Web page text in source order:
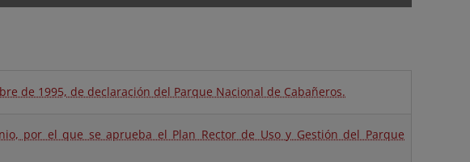
de 1995, de declaración del Parque Nacional de Cabañeros.
por el que se aprueba el Plan Rector de Uso y Gestión del Parque